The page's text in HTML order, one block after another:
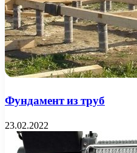
Фундамент из труб
23.02.2022